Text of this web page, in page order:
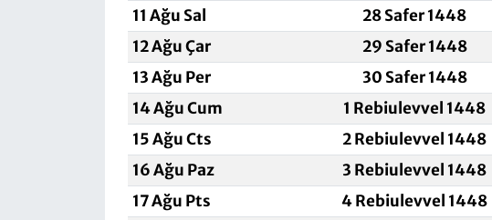
11 Ağu Sal
28 Safer 1448
12 Ağu Çar
29 Safer 1448
13 Ağu Per
30 Safer 1448
14 Ağu Cum
1 Rebiulevvel 1448
15 Ağu Cts
2 Rebiulevvel 1448
16 Ağu Paz
3 Rebiulevvel 1448
17 Ağu Pts
4 Rebiulevvel 1448